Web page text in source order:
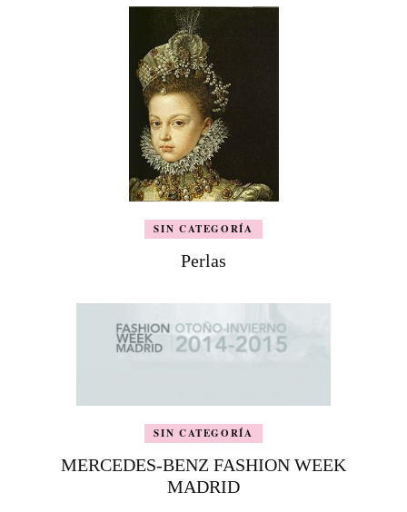
SIN CATEGORÍA
Perlas
SIN CATEGORÍA
MERCEDES-BENZ FASHION WEEK
MADRID